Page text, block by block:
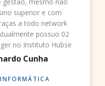
superior e com
a todo network
possuo 02
no Instituto Hubse
Cunha